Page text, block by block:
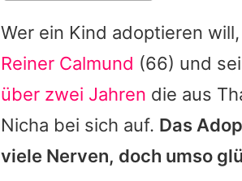
Wer ein Kind adoptieren
Reiner Calmund (66) und
über zwei Jahren die aus
Nicha bei sich auf. Das
viele Nerven, doch umso